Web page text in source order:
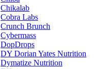
Chikalab
Cobra Labs
Crunch Brunch
Cybermass
DopDrops
DY Dorian Yates Nutrition
Dymatize Nutrition